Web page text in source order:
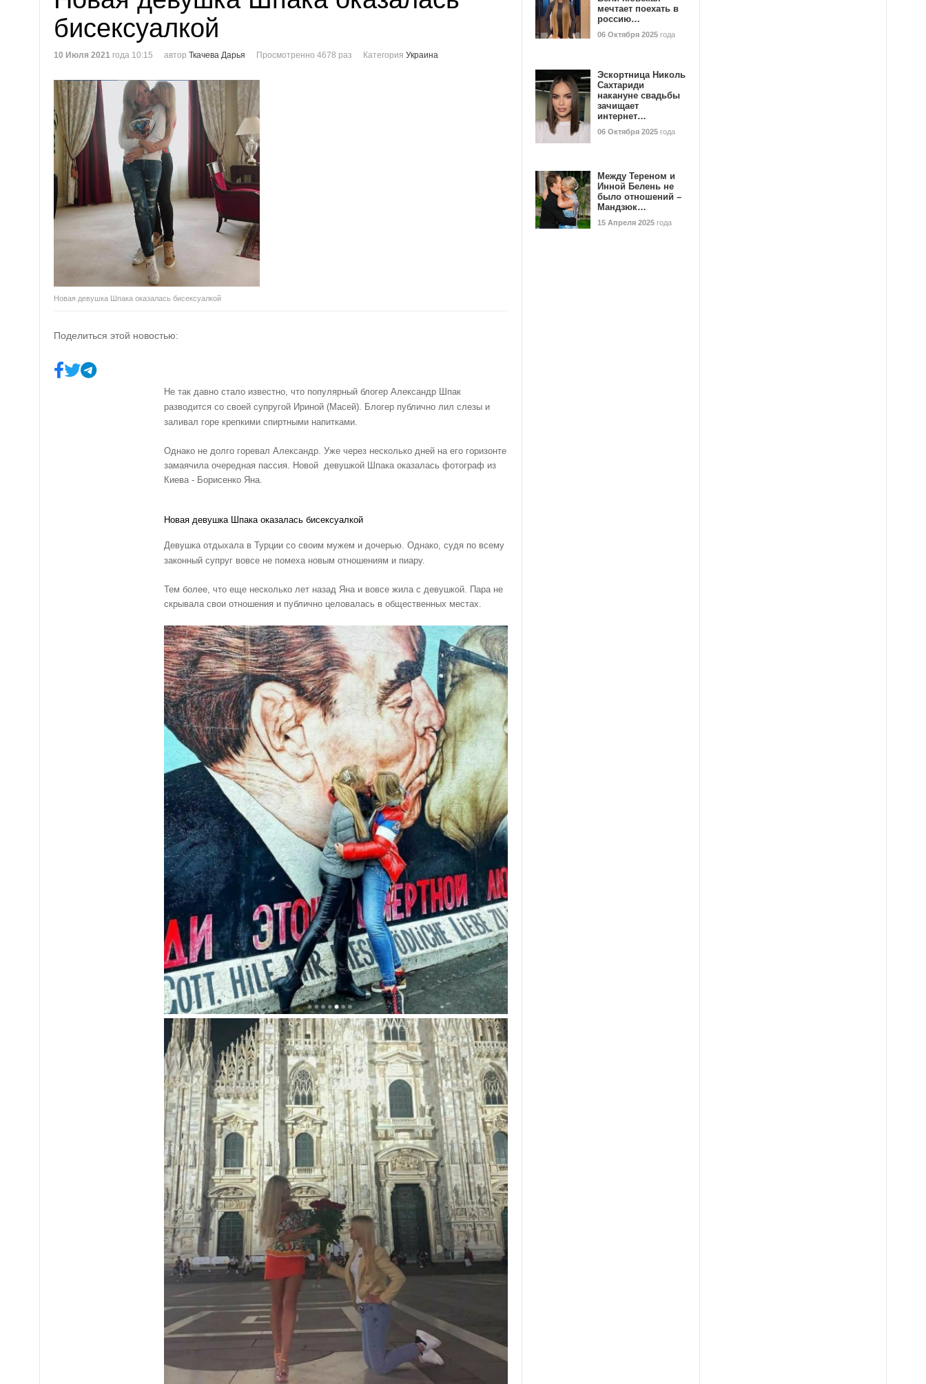
бисексуалкой
10 Июля 2021 года 10:15 автор Ткачева Дарья Просмотренно 4678 раз Категория Украина
Новая девушка Шпака оказалась бисексуалкой
Поделиться этой новостью:
Не так давно стало известно, что популярный блогер Александр Шпак
разводится со своей супругой Ириной (Масей). Блогер публично лил слезы и
заливал горе крепкими спиртными напитками.
Однако не долго горевал Александр. Уже через несколько дней на его горизонте
замаячила очередная пассия. Новой девушкой Шпака оказалась фотограф из
Киева - Борисенко Яна.
Новая девушка Шпака оказалась бисексуалкой
Девушка отдыхала в Турции со своим мужем и дочерью. Однако, судя по всему
законный супруг вовсе не помеха новым отношениям и пиару.
Тем более, что еще несколько лет назад Яна и вовсе жила с девушкой. Пара не
скрывала свои отношения и публично целовалась в общественных местах.
мечтает поехать в
россию…
06 Октября 2025 года
Эскортница Николь
Сахтариди
накануне свадьбы
зачищает
интернет…
06 Октября 2025 года
Между Тереном и
Инной Белень не
было отношений –
Мандзюк…
15 Апреля 2025 года